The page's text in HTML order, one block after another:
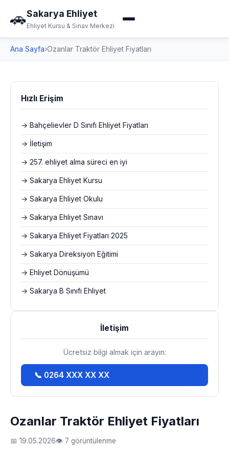
🚗Sakarya Ehliyet
Ehliyet Kursu & Sınav Merkezi
Ana Sayfa›Ozanlar Traktör Ehliyet Fiyatları
Ozanlar Traktör Ehliyet Fiyatları
📅 19.05.2026👁 7 görüntülenme
Hızlı Erişim
→ Bahçelievler D Sınıfı Ehliyet Fiyatları
→ İletişim
→ 257. ehliyet alma süreci en iyi
→ Sakarya Ehliyet Kursu
→ Sakarya Ehliyet Okulu
→ Sakarya Ehliyet Sınavı
→ Sakarya Ehliyet Fiyatları 2025
→ Sakarya Direksiyon Eğitimi
→ Ehliyet Dönüşümü
→ Sakarya B Sınıfı Ehliyet
İletişim
Ücretsiz bilgi almak için arayın:
📞 0264 XXX XX XX